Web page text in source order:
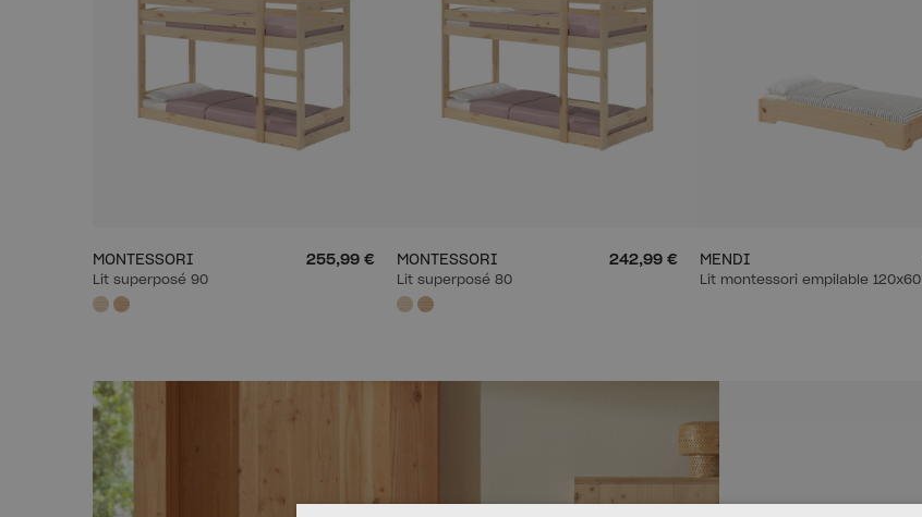
MONTESSORI
Lit superposé 90
255,99 € MONTESSORI
Lit superposé 80
242,99 € MENDI
Lit montessori empilable 120x60